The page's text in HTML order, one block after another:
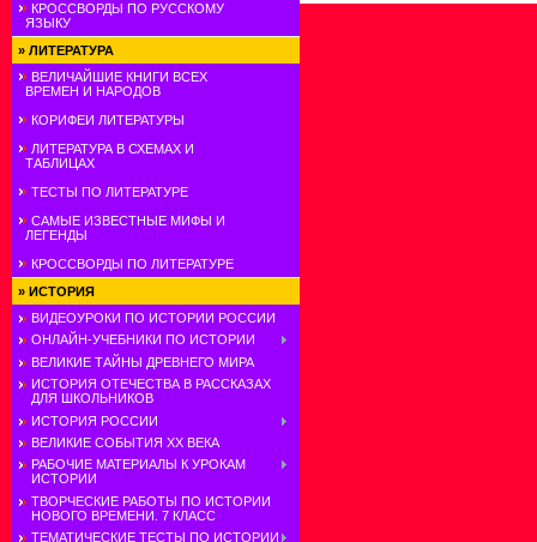
КРОССВОРДЫ ПО РУССКОМУ
ЯЗЫКУ
» ЛИТЕРАТУРА
ВЕЛИЧАЙШИЕ КНИГИ ВСЕХ
ВРЕМЕН И НАРОДОВ
КОРИФЕИ ЛИТЕРАТУРЫ
ЛИТЕРАТУРА В СХЕМАХ И
ТАБЛИЦАХ
ТЕСТЫ ПО ЛИТЕРАТУРЕ
САМЫЕ ИЗВЕСТНЫЕ МИФЫ И
ЛЕГЕНДЫ
КРОССВОРДЫ ПО ЛИТЕРАТУРЕ
» ИСТОРИЯ
ВИДЕОУРОКИ ПО ИСТОРИИ РОССИИ
ОНЛАЙН-УЧЕБНИКИ ПО ИСТОРИИ
ВЕЛИКИЕ ТАЙНЫ ДРЕВНЕГО МИРА
ИСТОРИЯ ОТЕЧЕСТВА В РАССКАЗАХ
ДЛЯ ШКОЛЬНИКОВ
ИСТОРИЯ РОССИИ
ВЕЛИКИЕ СОБЫТИЯ ХХ ВЕКА
РАБОЧИЕ МАТЕРИАЛЫ К УРОКАМ
ИСТОРИИ
ТВОРЧЕСКИЕ РАБОТЫ ПО ИСТОРИИ
НОВОГО ВРЕМЕНИ. 7 КЛАСС
ТЕМАТИЧЕСКИЕ ТЕСТЫ ПО ИСТОРИИ